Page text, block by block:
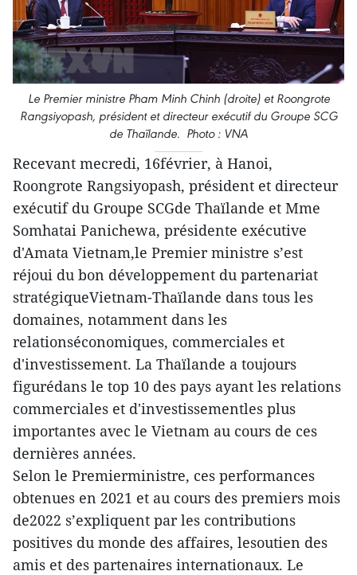
Le Premier ministre Pham Minh Chinh (droite) et Roongrote
Rangsiyopash, président et directeur exécutif du Groupe SCG
de Thaïlande. Photo : VNA
Recevant mecredi, 16février, à Hanoi,
Roongrote Rangsiyopash, président et directeur
exécutif du Groupe SCGde Thaïlande et Mme
Somhatai Panichewa, présidente exécutive
d'Amata Vietnam,le Premier ministre s’est
réjoui du bon développement du partenariat
stratégiqueVietnam-Thaïlande dans tous les
domaines, notamment dans les
relationséconomiques, commerciales et
d'investissement. La Thaïlande a toujours
figurédans le top 10 des pays ayant les relations
commerciales et d'investissementles plus
importantes avec le Vietnam au cours de ces
dernières années.
Selon le Premierministre, ces performances
obtenues en 2021 et au cours des premiers mois
de2022 s’expliquent par les contributions
positives du monde des affaires, lesoutien des
amis et des partenaires internationaux. Le